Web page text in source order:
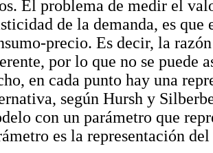
El problema de medir el
de la demanda, es
precio. Es decir, la
por lo que no se puede
en cada punto hay una
según Hursh y
con un parámetro que
es la representación